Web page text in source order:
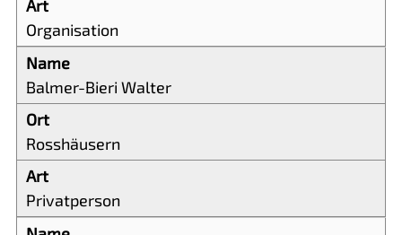
Organisation
Balmer-Bieri Walter
Rosshäusern
Privatperson